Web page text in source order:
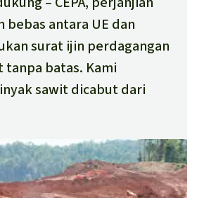
bebas antara UE dan
surat ijin perdagangan
tanpa batas. Kami
sawit dicabut dari